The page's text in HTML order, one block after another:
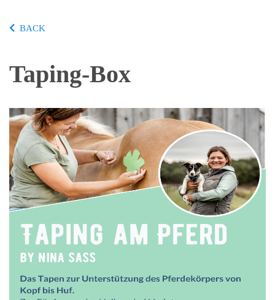
BACK
Taping-Box